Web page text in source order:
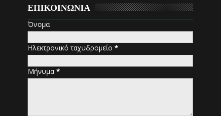
ΕΠΙΚΟΙΝΩΝΙΑ
Όνομα
Ηλεκτρονικό ταχυδρομείο*
Μήνυμα*